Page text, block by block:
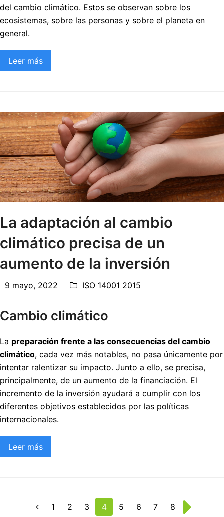
del cambio climático. Estos se observan sobre los
ecosistemas, sobre las personas y sobre el planeta en
general.
Leer más
La adaptación al cambio
climático precisa de un
aumento de la inversión
9 mayo, 2022 ISO 14001 2015
Cambio climático
La preparación frente a las consecuencias del cambio
climático, cada vez más notables, no pasa únicamente por
intentar ralentizar su impacto. Junto a ello, se precisa,
principalmente, de un aumento de la financiación. El
incremento de la inversión ayudará a cumplir con los
diferentes objetivos establecidos por las políticas
internacionales.
Leer más
AnteriorPage
1 Page
2 Page
3 Page
4 Page
5 Page
6 Page
7 Page
8 Siguiente